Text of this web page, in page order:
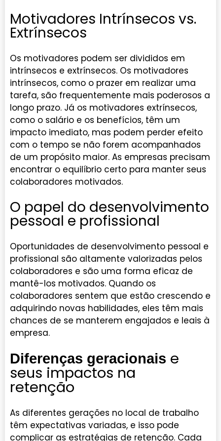
Motivadores Intrínsecos vs.
Extrínsecos
Os motivadores podem ser divididos em
intrínsecos e extrínsecos. Os motivadores
intrínsecos, como o prazer em realizar uma
tarefa, são frequentemente mais poderosos a
longo prazo. Já os motivadores extrínsecos,
como o salário e os benefícios, têm um
impacto imediato, mas podem perder efeito
com o tempo se não forem acompanhados
de um propósito maior. As empresas precisam
encontrar o equilíbrio certo para manter seus
colaboradores motivados.
O papel do desenvolvimento
pessoal e profissional
Oportunidades de desenvolvimento pessoal e
profissional são altamente valorizadas pelos
colaboradores e são uma forma eficaz de
mantê-los motivados. Quando os
colaboradores sentem que estão crescendo e
adquirindo novas habilidades, eles têm mais
chances de se manterem engajados e leais à
empresa.
Diferenças geracionais e
seus impactos na
retenção
As diferentes gerações no local de trabalho
têm expectativas variadas, e isso pode
complicar as estratégias de retenção. Cada